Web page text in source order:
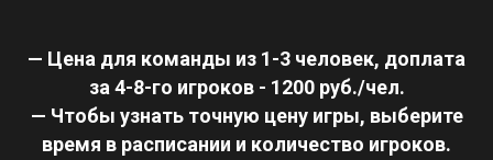
— Цена для команды из 1-3 человек, доплата
за 4-8-го игроков - 1200 руб./чел.
— Чтобы узнать точную цену игры, выберите
время в расписании и количество игроков.